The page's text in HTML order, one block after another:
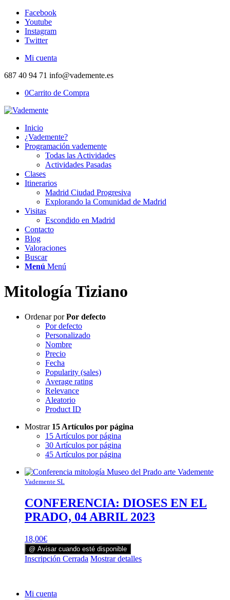
Facebook
Youtube
Instagram
Twitter
Mi cuenta
687 40 94 71 info@vademente.es
0Carrito de Compra
Inicio
¿Vademente?
Programación vademente
Todas las Actividades
Actividades Pasadas
Clases
Itinerarios
Madrid Ciudad Progresiva
Explorando la Comunidad de Madrid
Visitas
Escondido en Madrid
Contacto
Blog
Valoraciones
Buscar
Menú Menú
Mitología Tiziano
Ordenar porPor defecto
Por defecto
Personalizado
Nombre
Precio
Fecha
Popularity (sales)
Average rating
Relevance
Aleatorio
Product ID
Mostrar 15 Artículos por página
15 Artículos por página
30 Artículos por página
45 Artículos por página
Vademente SL
CONFERENCIA: DIOSES EN EL
PRADO, 04 ABRIL 2023
18,00€
@ Avisar cuando esté disponible
Inscripción Cerrada Mostrar detalles
Mi cuenta